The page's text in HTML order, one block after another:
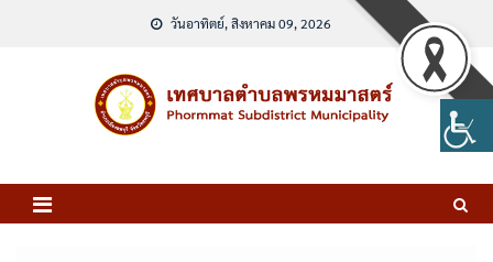
วันอาทิตย์, สิงหาคม 09, 2026